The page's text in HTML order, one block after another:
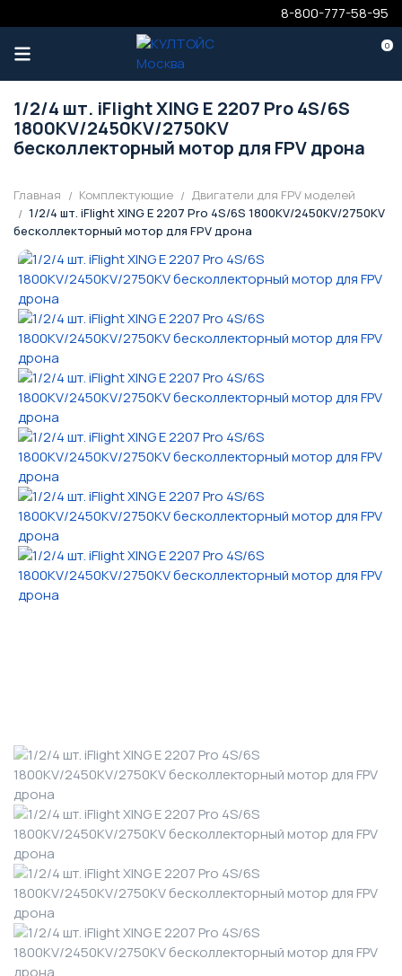
8-800-777-58-95
0
1/2/4 шт. iFlight XING E 2207 Pro 4S/6S
1800KV/2450KV/2750KV
бесколлекторный мотор для FPV дрона
Главная Комплектующие
Двигатели для FPV моделей
1/2/4 шт. iFlight XING E 2207 Pro 4S/6S 1800KV/2450KV/2750KV
бесколлекторный мотор для FPV дрона